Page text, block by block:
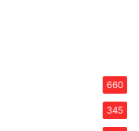
660
345